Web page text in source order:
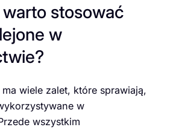
stosować
w
wiele zalet, które sprawiają,
w
wszystkim